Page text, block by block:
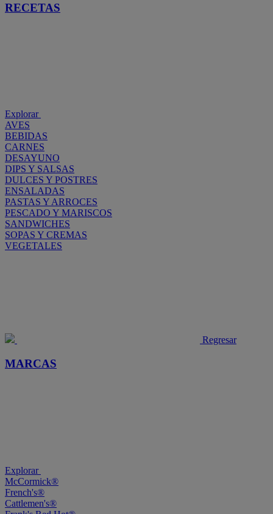
RECETAS
Explorar
AVES
BEBIDAS
CARNES
DESAYUNO
DIPS Y SALSAS
DULCES Y POSTRES
ENSALADAS
PASTAS Y ARROCES
PESCADO Y MARISCOS
SANDWICHES
SOPAS Y CREMAS
VEGETALES
Regresar
MARCAS
Explorar
McCormick®
French's®
Cattlemen's®